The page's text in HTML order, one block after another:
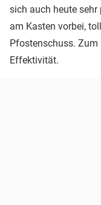
sich auch heute
am Kasten vorbei,
Pfostenschuss. Zum
Effektivität.